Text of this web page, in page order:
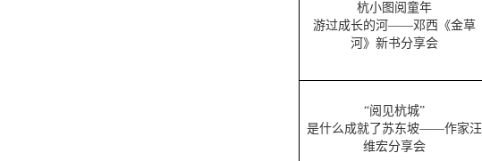
杭小图阅童年
游过成长的河——邓西《金草
河》新书分享会
“阅见杭城”
是什么成就了苏东坡——作家汪
维宏分享会